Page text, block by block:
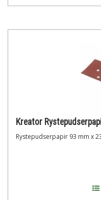
Kreator
Rystepudserpapir 93 mm x